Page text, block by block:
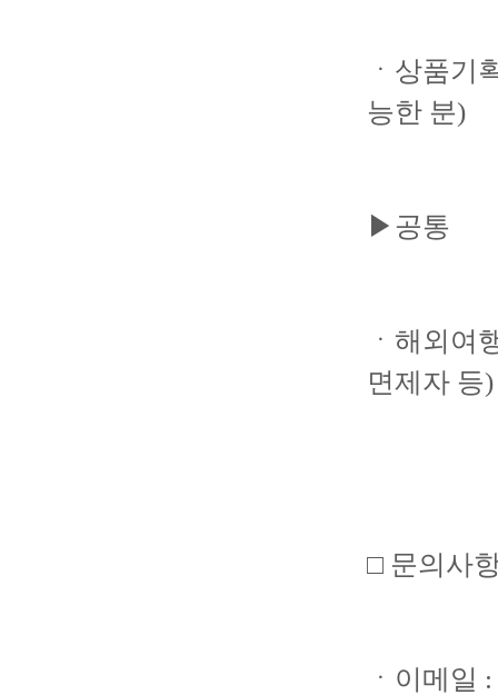
ㆍ상품기
능한 분)
▶공통
ㆍ해외여
면제자 등)
□ 문의사
ㆍ이메일